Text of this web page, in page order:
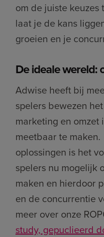
om de juiste
laat je de kans
groeien en je
De ideale wereld:
Adwise heeft bij
spelers bewezen
marketing en
meetbaar te
oplossingen is het
spelers nu mogelijk
maken en hierdoor
en de concurrentie
meer over onze
study, gepuclieerd